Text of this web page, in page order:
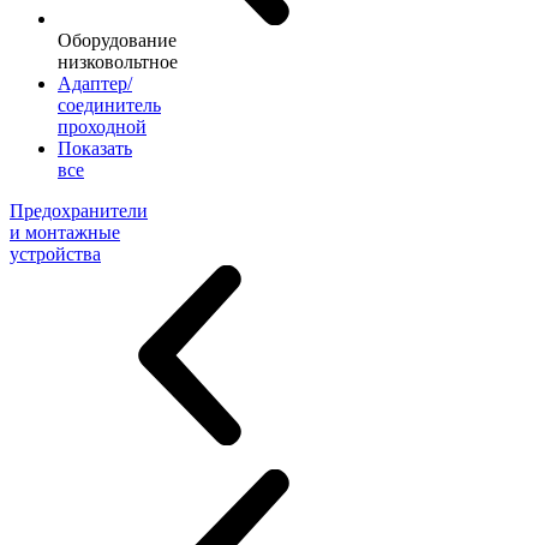
Оборудование
низковольтное
Адаптер/
соединитель
проходной
Показать
все
Предохранители
и монтажные
устройства